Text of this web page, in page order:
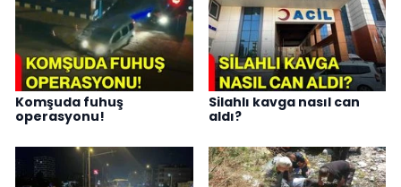
Komşuda fuhuş
operasyonu!
Silahlı kavga nasıl can
aldı?